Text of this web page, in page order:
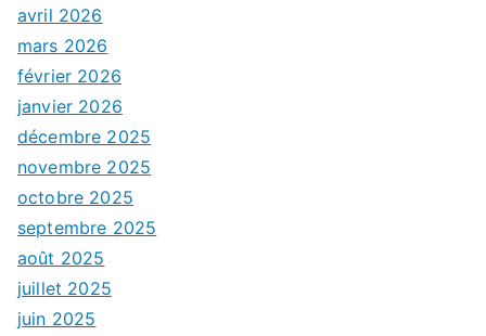
avril 2026
mars 2026
février 2026
janvier 2026
décembre 2025
novembre 2025
octobre 2025
septembre 2025
août 2025
juillet 2025
juin 2025